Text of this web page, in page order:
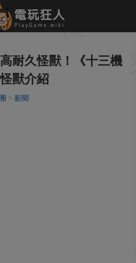
耐久怪獸！《十三機
獸介紹
新聞